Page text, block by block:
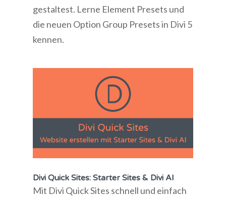
gestaltest. Lerne Element Presets und
die neuen Option Group Presets in Divi 5
kennen.
Divi Quick Sites: Starter Sites & Divi AI
Mit Divi Quick Sites schnell und einfach